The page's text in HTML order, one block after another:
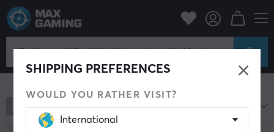
SHIPPING PREFERENCES
WOULD YOU RATHER VISIT?
International
PC-Zubehör Gaming-Maus Kabellos
Kabellos
786 Produkte Beliebteste